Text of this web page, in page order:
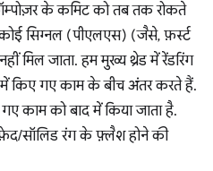
के कमिट को तब तक रोकते
सिग्नल (पीएलएस) (जैसे, फ़र्स्ट
मिल जाता. हम मुख्य थ्रेड में रेंडरिंग
किए गए काम के बीच अंतर करते हैं.
काम को बाद में किया जाता है.
सॉलिड रंग के फ़्लैश होने की